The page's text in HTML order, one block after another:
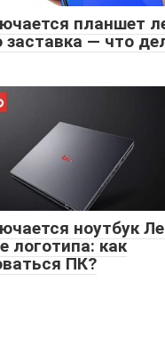
планшет
заставка — что
ноутбук
логотипа: как
ПК?